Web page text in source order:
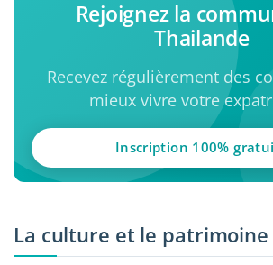
Rejoignez la
Thailande
Recevez régulièrement des
mieux vivre votre
Inscription 100%
La culture et le